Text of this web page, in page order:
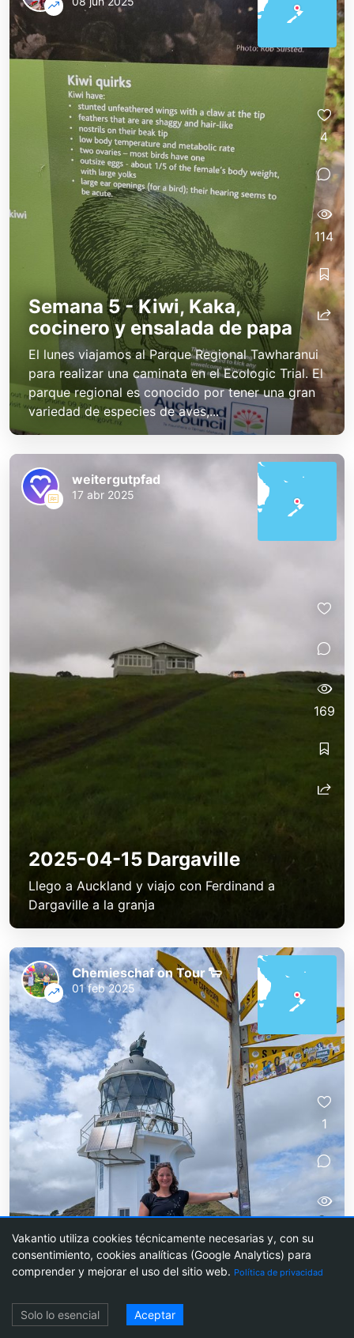
Semana 5 - Kiwi, Kaka,
cocinero y ensalada de papa
El lunes viajamos al Parque Regional Tawharanui
para realizar una caminata en el Ecologic Trial. El
parque regional es conocido por tener una gran
variedad de especies de aves,...
4
114
2025-04-15 Dargaville
Llego a Auckland y viajo con Ferdinand a
Dargaville a la granja
weitergutpfad
17 abr 2025
169
Largos caminos y la locura de
Beach
Chemieschaf on Tour 🐑
01 feb 2025
1
71
Vakantio utiliza cookies técnicamente necesarias y, con su
consentimiento, cookies analíticas (Google Analytics) para
comprender y mejorar el uso del sitio web. Política de privacidad
Solo lo esencial Aceptar